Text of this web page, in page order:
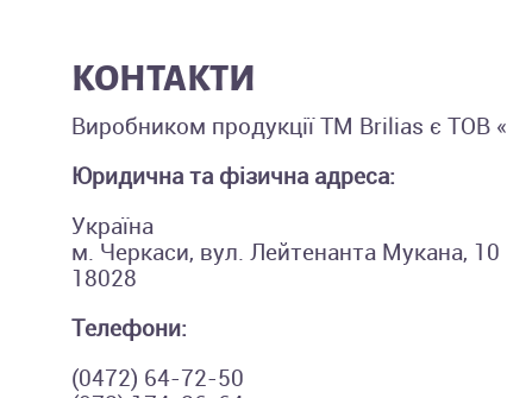
КОНТАКТИ
Виробником продукції TM Brilias є ТОВ
Юридична та фізична адреса:
Україна
м. Черкаси, вул. Лейтенанта Мукана, 10
18028
Телефони:
(0472) 64-72-50